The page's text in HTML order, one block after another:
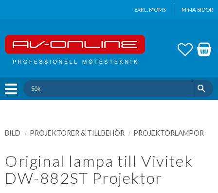
EXKL. MOMS MINA SIDOR
BILD PROJEKTORER & TILLBEHÖR PROJEKTORLAMPOR
Original lampa till Vivitek
DW-882ST Projektor